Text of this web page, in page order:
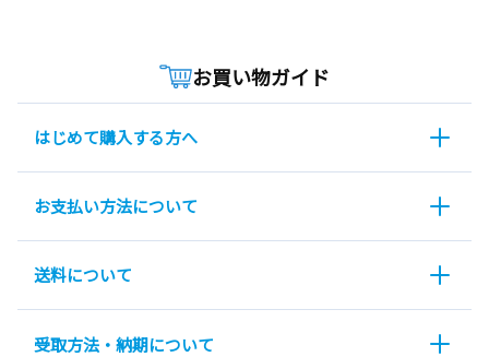
お買い物ガイド
はじめて購入する方へ
お支払い方法について
送料について
受取方法・納期について